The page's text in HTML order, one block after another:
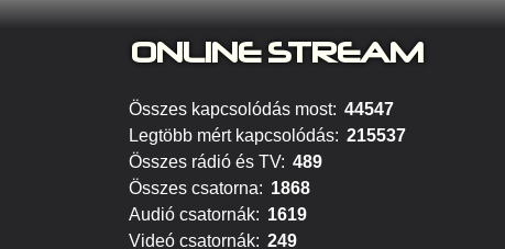
ONLINE STREAM
Összes kapcsolódás most: 44547
Legtöbb mért kapcsolódás: 215537
Összes rádió és TV: 489
Összes csatorna: 1868
Audió csatornák: 1619
Videó csatornák: 249